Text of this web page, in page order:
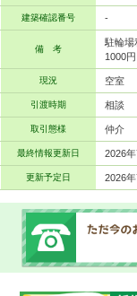
建築確認番号 -
備 考
駐輪場
1000円
現況 空室
引渡時期 相談
取引態様 仲介
最終情報更新日 2026
更新予定日 2026